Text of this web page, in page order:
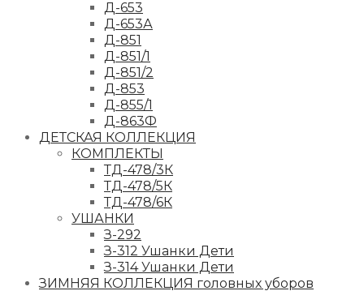
Д-653
Д-653А
Д-851
Д-851/1
Д-851/2
Д-853
Д-855/1
Д-863Ф
ДЕТСКАЯ КОЛЛЕКЦИЯ
КОМПЛЕКТЫ
ТД-478/3К
ТД-478/5К
ТД-478/6К
УШАНКИ
З-292
З-312 Ушанки Дети
З-314 Ушанки Дети
ЗИМНЯЯ КОЛЛЕКЦИЯ головных уборов